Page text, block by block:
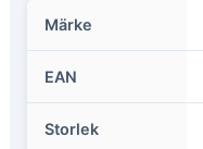
Märke
EAN
Storlek